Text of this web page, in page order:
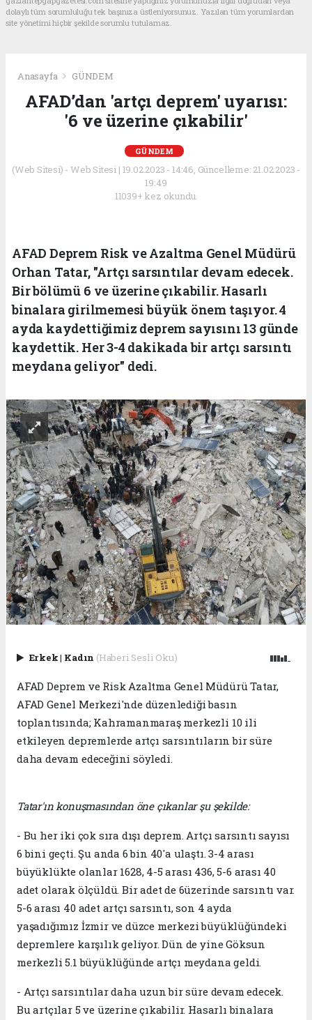
dolaylı tüm sorumluluğu tek başınıza üstleniyorsunuz. Yazılan tüm yorumlardan
site yönetimi hiçbir şekilde sorumlu tutulamaz.
Anasayfa GÜNDEM
AFAD’dan 'artçı deprem' uyarısı:
'6 ve üzerine çıkabilir'
GÜNDEM
(Web Sitesi) - Web Sitesi | 19.02.2023 - 14:46, Güncelleme: 21.02.2023 -
19:49
11039+ kez okundu.
AFAD Deprem Risk ve Azaltma Genel Müdürü
Orhan Tatar, "Artçı sarsıntılar devam edecek.
Bir bölümü 6 ve üzerine çıkabilir. Hasarlı
binalara girilmemesi büyük önem taşıyor. 4
ayda kaydettiğimiz deprem sayısını 13 günde
kaydettik. Her 3-4 dakikada bir artçı sarsıntı
meydana geliyor" dedi.
Erkek| Kadın (Haberi Sesli Oku)
AFAD Deprem ve Risk Azaltma Genel Müdürü Tatar,
AFAD Genel Merkezi'nde düzenlediği basın
toplantısında; Kahramanmaraş merkezli 10 ili
etkileyen depremlerde artçı sarsıntıların bir süre
daha devam edeceğini söyledi.
Tatar'ın konuşmasından öne çıkanlar şu şekilde:
- Bu her iki çok sıra dışı deprem. Artçı sarsıntı sayısı
6 bini geçti. Şu anda 6 bin 40'a ulaştı. 3-4 arası
büyüklükte olanlar 1628, 4-5 arası 436, 5-6 arası 40
adet olarak ölçüldü. Bir adet de 6üzerinde sarsıntı var.
5-6 arası 40 adet artçı sarsıntı, son 4 ayda
yaşadığımız İzmir ve düzce merkezi büyüklüğündeki
depremlere karşılık geliyor. Dün de yine Göksun
merkezli 5.1 büyüklüğünde artçı meydana geldi.
- Artçı sarsıntılar daha uzun bir süre devam edecek.
Bu artçılar 5 ve üzerine çıkabilir. Hasarlı binalara